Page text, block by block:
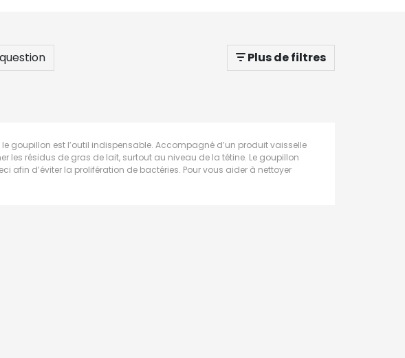
Plus de filtres
goupillon est l’outil indispensable. Accompagné d’un produit vaisselle
les résidus de gras de lait, surtout au niveau de la tétine. Le goupillon
afin d’éviter la prolifération de bactéries. Pour vous aider à nettoyer